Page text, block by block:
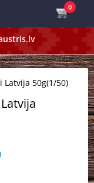
0
Latvija 50g(1/50)